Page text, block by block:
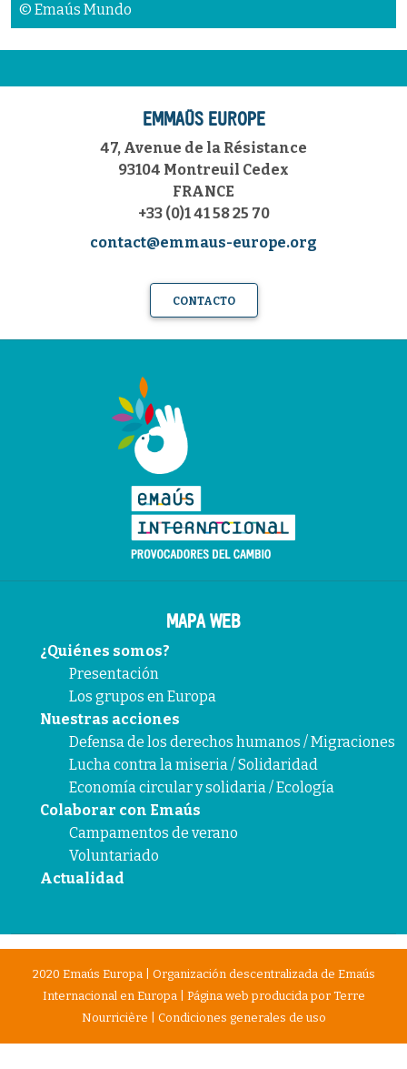
© Emaús Mundo
EMMAÜS EUROPE
47, Avenue de la Résistance
93104 Montreuil Cedex
FRANCE
+33 (0)1 41 58 25 70
contact@emmaus-europe.org
CONTACTO
MAPA WEB
¿Quiénes somos?
Presentación
Los grupos en Europa
Nuestras acciones
Defensa de los derechos humanos / Migraciones
Lucha contra la miseria / Solidaridad
Economía circular y solidaria / Ecología
Colaborar con Emaús
Campamentos de verano
Voluntariado
Actualidad
2020 Emaús Europa | Organización descentralizada de Emaús
Internacional en Europa | Página web producida por Terre
Nourricière
Condiciones generales de uso